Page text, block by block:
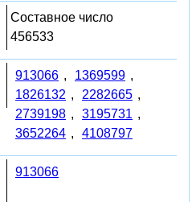
Составное число
456533
913066 , 1369599 ,
1826132 , 2282665 ,
2739198 , 3195731 ,
3652264 , 4108797
913066